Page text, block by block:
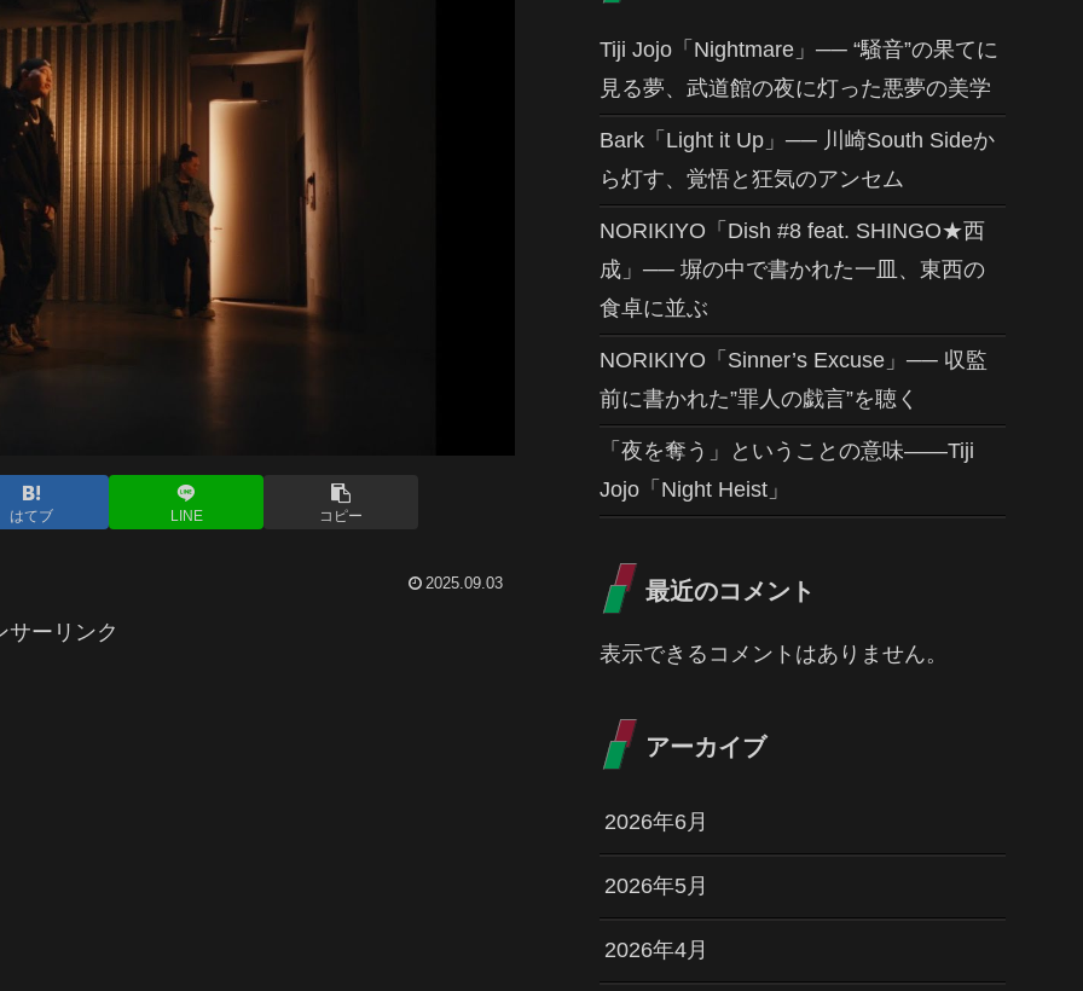
はてブ LINE コピー
2025.09.03
サーリンク
Tiji Jojo「Nightmare」── “騒音”の果てに
見る夢、武道館の夜に灯った悪夢の美学
Bark「Light it Up」── 川崎South Sideか
ら灯す、覚悟と狂気のアンセム
NORIKIYO「Dish #8 feat. SHINGO★西
成」── 塀の中で書かれた一皿、東西の
食卓に並ぶ
NORIKIYO「Sinner’s Excuse」── 収監
前に書かれた”罪人の戯言”を聴く
「夜を奪う」ということの意味——Tiji
Jojo「Night Heist」
最近のコメント
表示できるコメントはありません。
アーカイブ
2026年6月
2026年5月
2026年4月